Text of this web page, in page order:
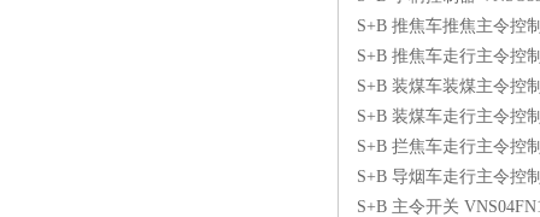
S+B 推焦车推焦主令控
S+B 推焦车走行主令控
S+B 装煤车装煤主令控
S+B 装煤车走行主令控
S+B 拦焦车走行主令控
S+B 导烟车走行主令控
S+B 主令开关